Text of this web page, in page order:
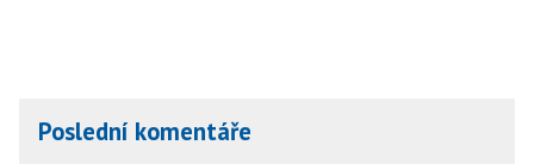
Poslední komentáře